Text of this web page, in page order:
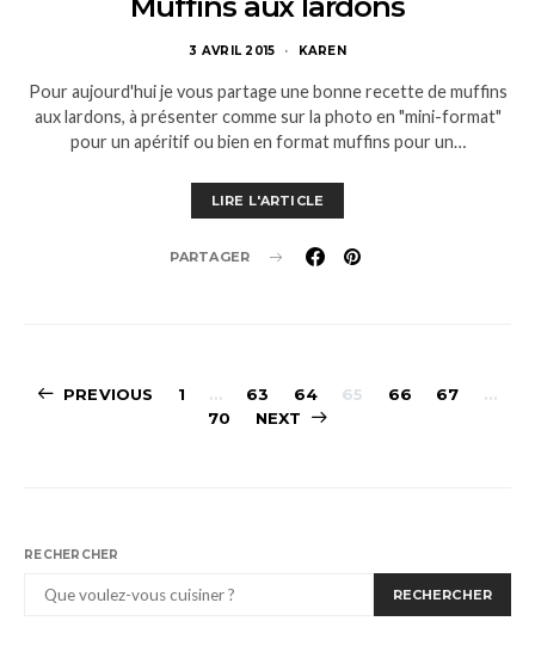
3 AVRIL 2015 KAREN
Pour aujourd'hui je vous partage une bonne recette de muffins
aux lardons, à présenter comme sur la photo en "mini-format"
pour un apéritif ou bien en format muffins pour un…
LIRE L'ARTICLE
PARTAGER
Pagination
des
PREVIOUS 1 … 63 64 65 66 67
…
70
NEXT
RECHERCHER
RECHERCHER